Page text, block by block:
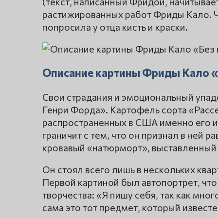
растижированных работ Фриды Кало.
попросила у отца кисть и краски.
Описание картины Фриды Кало
Свои страдания и эмоциональный
Генри Форда». Картофель сорта
распространенных в США именно его
граничит с тем, что он признал в ней
кровавый «натюрморт»,
Он стоял всего лишь в нескольких
Первой картиной был автопортрет,
творчества: «Я пишу себя, так как
сама это тот предмет, который